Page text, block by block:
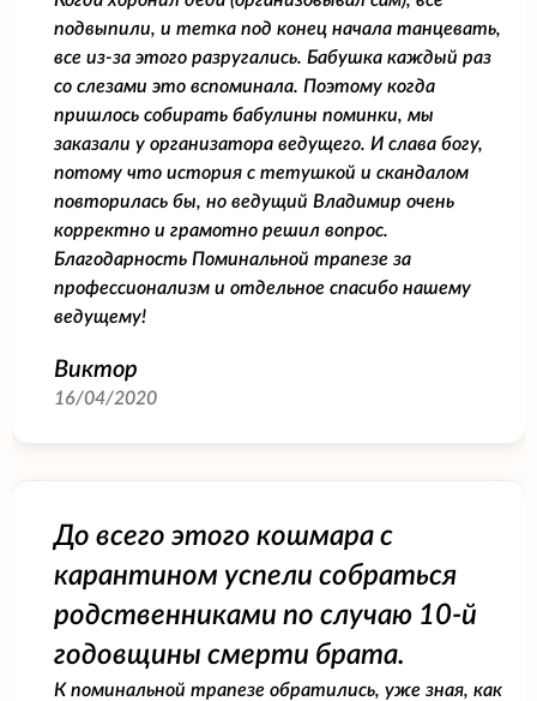
подвыпили, и тетка под конец начала танцевать,
все из-за этого разругались. Бабушка каждый раз
со слезами это вспоминала. Поэтому когда
пришлось собирать бабулины поминки, мы
заказали у организатора ведущего. И слава богу,
потому что история с тетушкой и скандалом
повторилась бы, но ведущий Владимир очень
корректно и грамотно решил вопрос.
Благодарность Поминальной трапезе за
профессионализм и отдельное спасибо нашему
ведущему!
Виктор
16/04/2020
До всего этого кошмара с
карантином успели собраться
родственниками по случаю 10-й
годовщины смерти брата.
К поминальной трапезе обратились, уже зная, как